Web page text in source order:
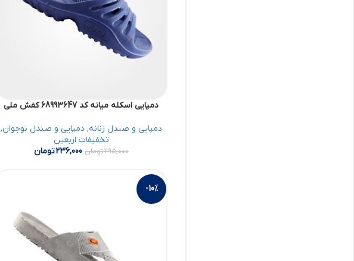
دمپایی اسکله میانه کد 68993647 کفش ملی
دمپایی و صندل زنانه, دمپایی و صندل نوجوان,
تخفیفات اربعین
295,000تومان 236,000تومان
-10%